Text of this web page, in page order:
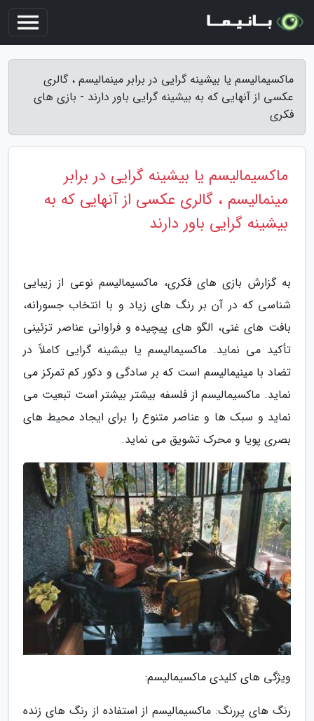
ماکسیمالیسم یا بیشینه گرایی در برابر مینمالیسم ، گالری
عکسی از آنهایی که به بیشینه گرایی باور دارند - بازی های
فکری
ماکسیمالیسم یا بیشینه گرایی در برابر
مینمالیسم ، گالری عکسی از آنهایی که به
بیشینه گرایی باور دارند
به گزارش بازی های فکری، ماکسیمالیسم نوعی از زیبایی
شناسی که در آن بر رنگ های زیاد و با انتخاب جسورانه،
بافت های غنی، الگو های پیچیده و فراوانی عناصر تزئینی
تأکید می نماید. ماکسیمالیسم یا بیشینه گرایی کاملاً در
تضاد با مینیمالیسم است که بر سادگی و دکور کم تمرکز می
نماید. ماکسیمالیسم از فلسفه بیشتر بیشتر است تبعیت می
نماید و سبک ها و عناصر متنوع را برای ایجاد محیط های
بصری پویا و محرک تشویق می نماید.
ویژگی های کلیدی ماکسیمالیسم:
رنگ های پررنگ: ماکسیمالیسم از استفاده از رنگ های زنده